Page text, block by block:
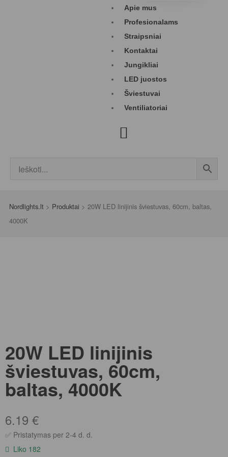
Apie mus
Profesionalams
Straipsniai
Kontaktai
Jungikliai
LED juostos
Šviestuvai
Ventiliatoriai
Nordlights.lt > Produktai > 20W LED linijinis šviestuvas, 60cm, baltas,
4000K
20W LED linijinis
šviestuvas, 60cm,
baltas, 4000K
6.19 €
✅ Pristatymas per 2-4 d. d.
Liko 182